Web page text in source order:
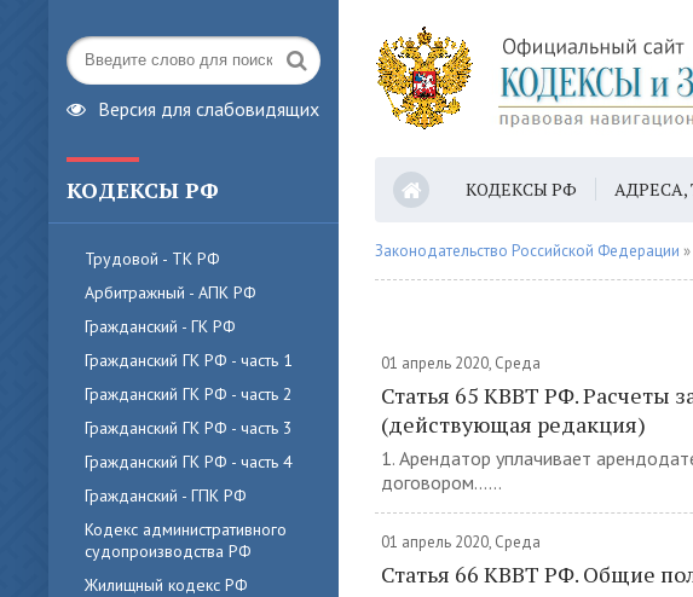
Версия для слабовидящих
КОДЕКСЫ РФ
Трудовой - ТК РФ
Арбитражный - АПК РФ
Гражданский - ГК РФ
Гражданский ГК РФ - часть 1
Гражданский ГК РФ - часть 2
Гражданский ГК РФ - часть 3
Гражданский ГК РФ - часть 4
Гражданский - ГПК РФ
Кодекс административного
судопроизводства РФ
Жилищный кодекс РФ
КОДЕКСЫ РФ
Законодательство Российской Федерации »
01 апрель 2020, Среда
Статья 65 КВВТ РФ. Расчеты
(действующая редакция)
1. Арендатор уплачивает
договором......
01 апрель 2020, Среда
Статья 66 КВВТ РФ. Общие